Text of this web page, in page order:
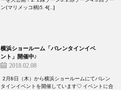
ン(マリメッコ柄)5. 4[…]
横浜ショールーム「バレンタインイベ
ント」開催中♪
2018.02.08
2月8日（木）から横浜ショールームにてバレン
タインイベントを開催しています♡ イベントに合